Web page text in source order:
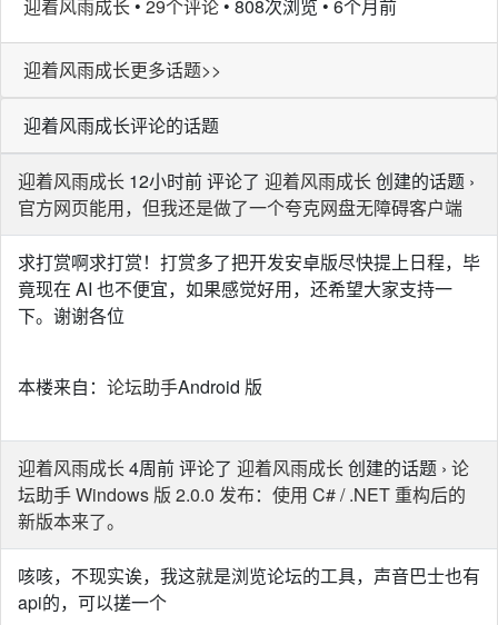
迎着风雨成长 • 29个评论 • 808次浏览 • 6个月前
迎着风雨成长更多话题>>
迎着风雨成长评论的话题
迎着风雨成长 12小时前 评论了 迎着风雨成长 创建的话题 ›
官方网页能用，但我还是做了一个夸克网盘无障碍客户端
求打赏啊求打赏！打赏多了把开发安卓版尽快提上日程，毕
竟现在 AI 也不便宜，如果感觉好用，还希望大家支持一
下。谢谢各位
本楼来自： 论坛助手Android 版
迎着风雨成长 4周前 评论了 迎着风雨成长 创建的话题 › 论
坛助手 Windows 版 2.0.0 发布：使用 C# / .NET 重构后的
新版本来了。
咳咳，不现实诶，我这就是浏览论坛的工具，声音巴士也有
api的，可以搓一个